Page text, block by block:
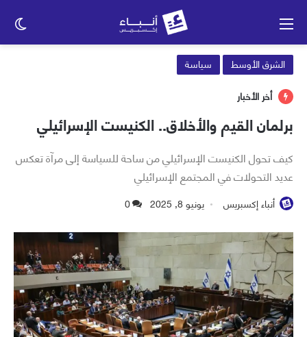
الشرق الأوسط
سياسة
أخر الأخبار
برلمان القيم والأخلاق.. الكنيست الإسرائيلي
كيف تحول الكنيست الإسرائيلي من ساحة للسياسة إلى مرآة تعكس
عديد التحولات في المجتمع الإسرائيلي
أنباء إكسبريس يونيو 8, 2025 0